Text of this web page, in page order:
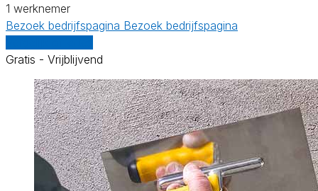
1 werknemer
Bezoek bedrijfspagina Bezoek bedrijfspagina
Gratis - Vrijblijvend